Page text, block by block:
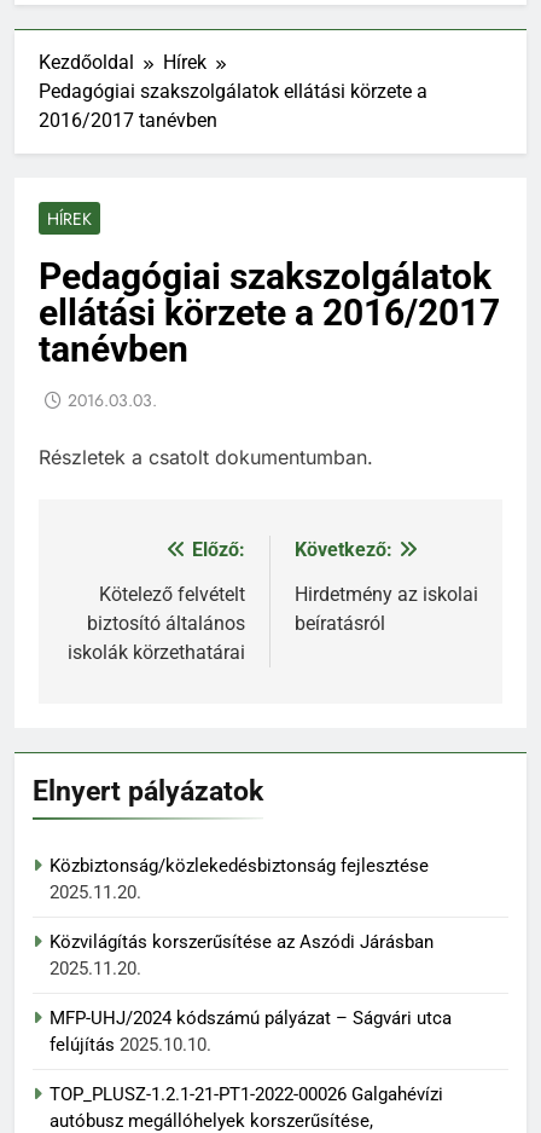
Kezdőoldal
Hírek
Pedagógiai szakszolgálatok ellátási körzete a
2016/2017 tanévben
HÍREK
Pedagógiai szakszolgálatok
ellátási körzete a 2016/2017
tanévben
2016.03.03.
Részletek a csatolt dokumentumban.
Bejegyzés
navigáció
Előző:
Kötelező felvételt
biztosító általános
iskolák körzethatárai
Következő:
Hirdetmény az iskolai
beíratásról
Elnyert pályázatok
Közbiztonság/közlekedésbiztonság fejlesztése
2025.11.20.
Közvilágítás korszerűsítése az Aszódi Járásban
2025.11.20.
MFP-UHJ/2024 kódszámú pályázat – Ságvári utca
felújítás 2025.10.10.
TOP_PLUSZ-1.2.1-21-PT1-2022-00026 Galgahévízi
autóbusz megállóhelyek korszerűsítése,